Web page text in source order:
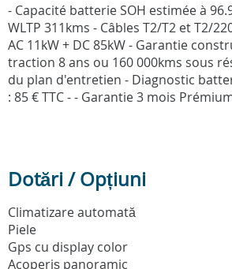
- Capacité batterie SOH estimée à
WLTP 311kms - Câbles T2/T2 et T2/
AC 11kW + DC 85kW - Garantie
traction 8 ans ou 160 000kms sous
du plan d'entretien - Diagnostic
: 85 € TTC - - Garantie 3 mois
Dotări / Opțiuni
Climatizare automată
Piele
Gps cu display color
Acoperiş panoramic